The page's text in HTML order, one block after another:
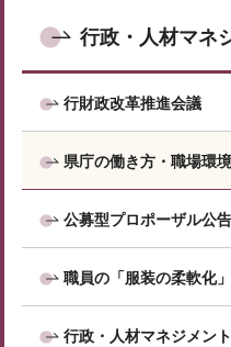
行政・人材マネ
行財政改革推進会議
県庁の働き方・職場環
公募型プロポーザル公
職員の「服装の柔軟化
行政・人材マネジメン